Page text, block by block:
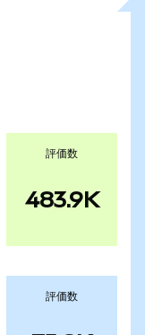
評価数
483.9K
評価数